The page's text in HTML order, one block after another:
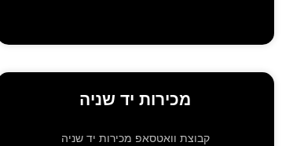
מכירות יד שניה
קבוצת וואטסאפ מכירות יד שניה